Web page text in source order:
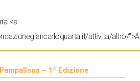
<a
attivita/altro/
– 1ª Edizione